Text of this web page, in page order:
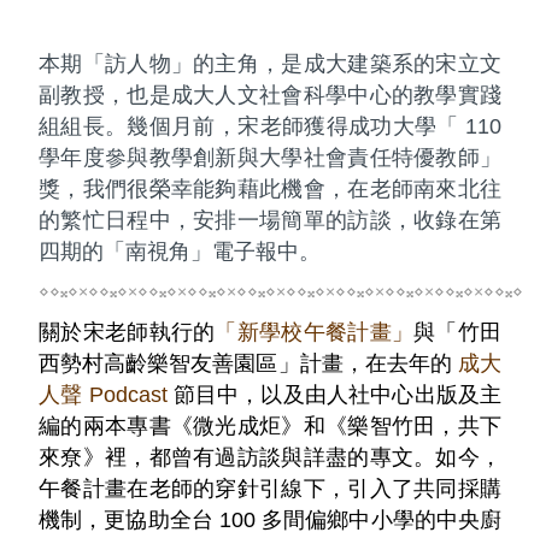
本期「訪人物」的主角，是成大建築系的宋立文
副教授，也是成大人文社會科學中心的教學實踐
組組長。幾個月前，宋老師獲得成功大學「 110
學年度參與教學創新與大學社會責任特優教師」
獎，我們很榮幸能夠藉此機會，在老師南來北往
的繁忙日程中，安排一場簡單的訪談，收錄在第
四期的「南視角」電子報中。
⋄⋄𝄪⋄×⋄⋄𝄪⋄×⋄⋄𝄪⋄×⋄⋄𝄪⋄×⋄⋄𝄪⋄×⋄⋄𝄪⋄×⋄⋄𝄪⋄×⋄⋄𝄪⋄×⋄⋄𝄪⋄×⋄⋄𝄪⋄
關於宋老師執行的 「新學校午餐計畫」與「竹田
西勢村高齡樂智友善園區」計畫，在去年的 成大
人聲 Podcast節目中，以及由人社中心出版及主
編的兩本專書《微光成炬》和《樂智竹田，共下
來尞》裡，都曾有過訪談與詳盡的專文。如今，
午餐計畫在老師的穿針引線下，引入了共同採購
機制，更協助全台 100 多間偏鄉中小學的中央廚